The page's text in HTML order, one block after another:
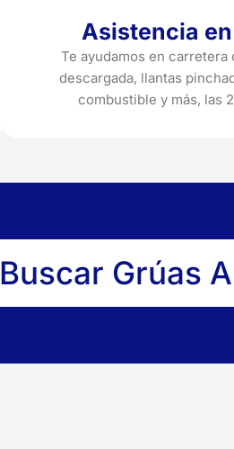
Asistencia
Te ayudamos en carretera
descargada, llantas
combustible y más, las
Buscar Grúas